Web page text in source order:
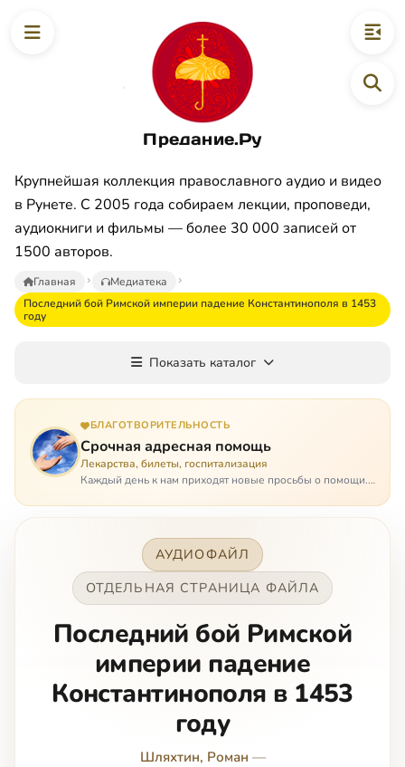
Предание.Ру
Крупнейшая коллекция православного аудио и видео
в Рунете. С 2005 года собираем лекции, проповеди,
аудиокниги и фильмы — более 30 000 записей от
1500 авторов.
Главная
Медиатека
Последний бой Римской империи падение Константинополя в 1453
году
Показать каталог
БЛАГОТВОРИТЕЛЬНОСТЬ
Срочная адресная помощь
Лекарства, билеты, госпитализация
Каждый день к нам приходят новые просьбы о помощи.
она нужна была вчера: в приеме лекарств образовался
АУДИОФАЙЛ
ОТДЕЛЬНАЯ СТРАНИЦА ФАЙЛА
Последний бой Римской
империи падение
Константинополя в 1453
году
Шляхтин, Роман —